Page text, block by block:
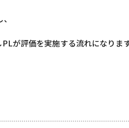
が評価を実施する流れになります